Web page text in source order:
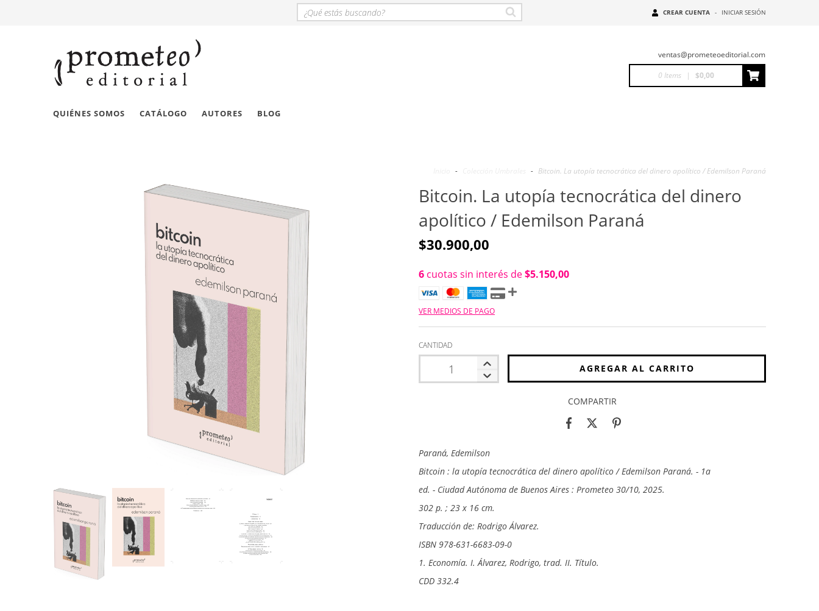
CREAR CUENTA - INICIAR SESIÓN
ventas@prometeoeditorial.com
0 Items | $0,00
QUIÉNES SOMOS CATÁLOGO AUTORES BLOG
- - Bitcoin. La utopía tecnocrática del dinero apolítico / Edemilson Paraná
Bitcoin. La utopía tecnocrática del dinero
apolítico / Edemilson Paraná
$30.900,00
6 cuotas sin interés de$5.150,00
VER MEDIOS DE PAGO
CANTIDAD
COMPARTIR
Paraná, Edemilson
Bitcoin : la utopía tecnocrática del dinero apolítico / Edemilson Paraná. - 1a
ed. - Ciudad Autónoma de Buenos Aires : Prometeo 30/10, 2025.
302 p. ; 23 x 16 cm.
Traducción de: Rodrigo Álvarez.
ISBN 978-631-6683-09-0
1. Economía. I. Álvarez, Rodrigo, trad. II. Título.
CDD 332.4